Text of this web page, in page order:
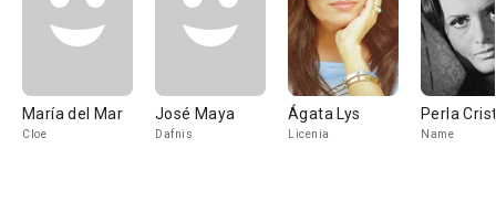
María del Mar
Cloe
José Maya
Dafnis
Ágata Lys
Licenia
Perla
Name